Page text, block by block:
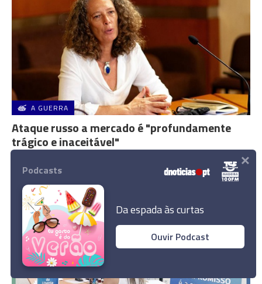
A GUERRA
Ataque russo a mercado é "profundamente
trágico e inaceitável"
Podcasts
Da espada às curtas
Ouvir Podcast
×